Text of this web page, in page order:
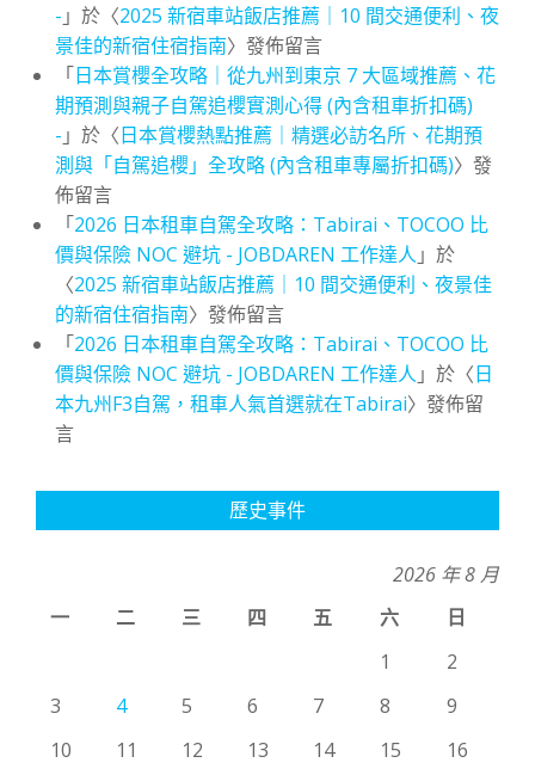
- 」於〈2025 新宿車站飯店推薦｜10 間交通便利、夜
景佳的新宿住宿指南〉發佈留言
「日本賞櫻全攻略｜從九州到東京 7 大區域推薦、花
期預測與親子自駕追櫻實測心得 (內含租車折扣碼)
- 」於〈日本賞櫻熱點推薦｜精選必訪名所、花期預
測與「自駕追櫻」全攻略 (內含租車專屬折扣碼)〉發
佈留言
「2026 日本租車自駕全攻略：Tabirai、TOCOO 比
價與保險 NOC 避坑 - JOBDAREN 工作達人 」於
〈2025 新宿車站飯店推薦｜10 間交通便利、夜景佳
的新宿住宿指南〉發佈留言
「2026 日本租車自駕全攻略：Tabirai、TOCOO 比
價與保險 NOC 避坑 - JOBDAREN 工作達人 」於〈日
本九州F3自駕，租車人氣首選就在Tabirai〉發佈留
言
歷史事件
2026 年 8 月
一
二 三 四 五 六
日
1
2
3
4 5 6 7 8
9
10
11 12 13 14 15
16